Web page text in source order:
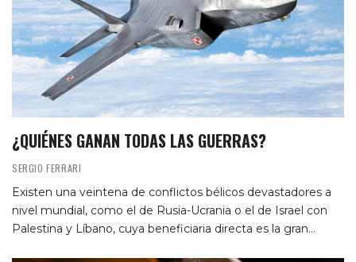
¿QUIÉNES GANAN TODAS LAS GUERRAS?
SERGIO FERRARI
Existen una veintena de conflictos bélicos devastadores a
nivel mundial, como el de Rusia-Ucrania o el de Israel con
Palestina y Líbano, cuya beneficiaria directa es la gran…